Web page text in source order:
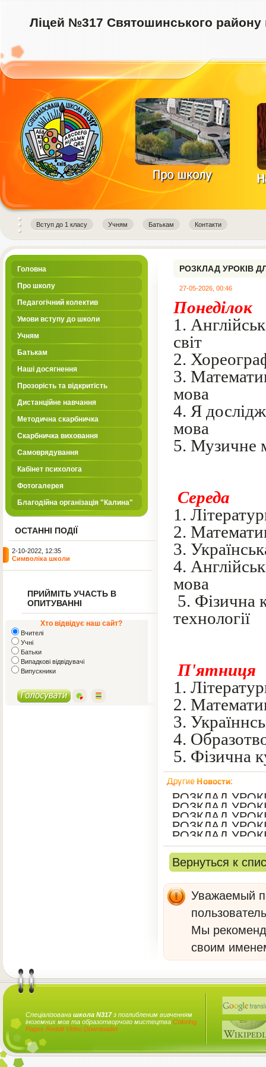
Ліцей №317 Святошинського району
instagram downloader
Вступ до 1 класу Учням Батькам Контакти
Головна
Про школу
Педагогічний колектив
Умови вступу до школи
Учням
Батькам
Наші досягнення
Прозорість та відкритість
Дистанційне навчання
Методична скарбничка
Скарбничка виховання
Самоврядування
Кабінет психолога
Фотогалерея
Благодійна організація "Калина"
ОСТАННІ ПОДІЇ
2-10-2022, 12:35
Символіка школи
ПРИЙМІТЬ УЧАСТЬ В
ОПИТУВАННІ
Хто відвідує наш сайт?
Вчителі
Учні
Батьки
Випадкові відвідувачі
Випускники
РОЗКЛАД УРОКІВ
27-05-2026, 00:46
1.
світ
2.
3.
мова
4. Я
мова
5. Музичне
1.
2.
3.
4.
мова
5.
технології
П'ятниця
1.
2.
3.
4.
5. Фізична
РОЗКЛАД
РОЗКЛАД
РОЗКЛАД
РОЗКЛАД
РОЗКЛАД
Вернуться к
Уважаемый
Мы
своим
Спеціалізована школа N317з поглибленим вивченням
іноземних мов та образотворчого мистецтва Coloring
Pages Reddit Video Downloader